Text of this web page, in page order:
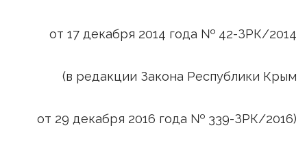
от 17 декабря 2014 года № 42-ЗРК/2014
(в редакции Закона Республики Крым
от 29 декабря 2016 года № 339-ЗРК/2016)